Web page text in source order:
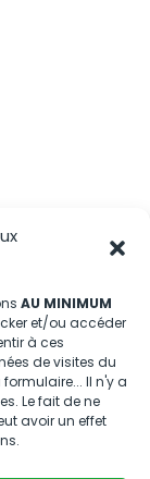
AU MINIMUM
et/ou accéder
à ces
de visites du
Il n'y a
Le fait de ne
avoir un effet